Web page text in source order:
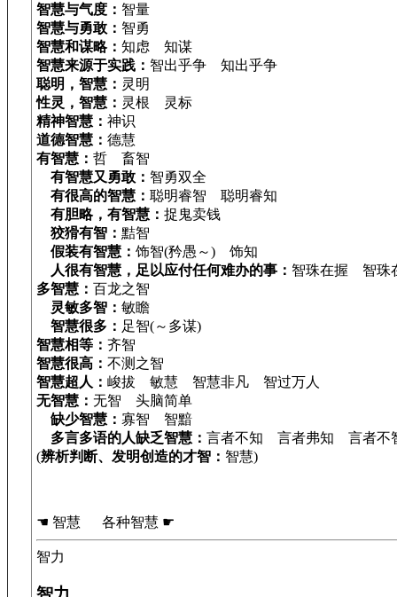
智慧与气度： 智量
智慧与勇敢： 智勇
智慧和谋略： 知虑 知谋
智慧来源于实践： 智出乎争 知出乎争
聪明，智慧： 灵明
性灵，智慧： 灵根 灵标
精神智慧： 神识
道德智慧： 德慧
有智慧： 哲 畜智
有智慧又勇敢： 智勇双全
有很高的智慧： 聪明睿智 聪明睿知
有胆略，有智慧： 捉鬼卖钱
狡猾有智： 黠智
假装有智慧： 饰智(矜愚～) 饰知
人很有智慧，足以应付任何难办的事： 智珠在握 智珠
多智慧： 百龙之智
灵敏多智： 敏瞻
智慧很多： 足智(～多谋)
智慧相等： 齐智
智慧很高： 不测之智
智慧超人： 峻拔 敏慧 智慧非凡 智过万人
无智慧： 无智 头脑简单
缺少智慧： 寡智 智黯
多言多语的人缺乏智慧： 言者不知 言者弗知 言者不
(辨析判断、发明创造的才智： 智慧)
☚ 智慧 各种智慧 ☛
智力